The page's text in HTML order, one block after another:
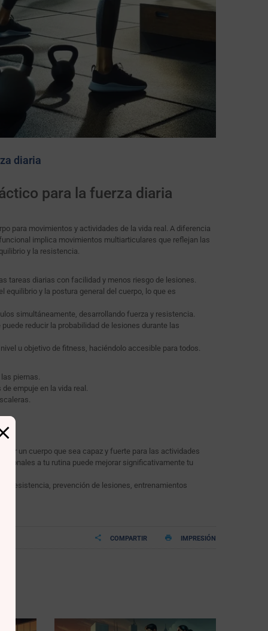
diaria
para la fuerza diaria
para movimientos y actividades de la vida real. A diferencia
implica movimientos multiarticulares que reflejan las
y la resistencia.
tareas diarias con facilidad y menos riesgo de lesiones.
equilibrio y la postura general del cuerpo, lo que es
simultáneamente, desarrollando fuerza y ​​resistencia.
reducir la probabilidad de lesiones durante las
u objetivo de fitness, haciéndolo accesible para todos.
piernas.
empuje en la vida real.
un cuerpo que sea capaz y fuerte para las actividades
a tu rutina puede mejorar significativamente tu
resistencia, prevención de lesiones, entrenamientos
COMPARTIR IMPRESIÓN